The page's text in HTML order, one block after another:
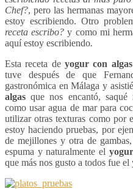
Chef?, pero las hermanas
estoy escribiendo. Otro
receta escribo?y como mi
aquí estoy escribiendo.
Esta receta de yogur con algas
tuve después de que
gastronómica en Málaga y
algasque nos encantó, saqué
como usar agua de mar para
utilizar otras texturas como por
estoy haciendo pruebas, por
de mejillones y otra de
espuma y naturalmente el
que más nos gusto a todos fue